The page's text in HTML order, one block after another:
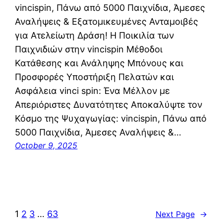
vincispin, Πάνω από 5000 Παιχνίδια, Άμεσες
Αναλήψεις & Εξατομικευμένες Ανταμοιβές
για Ατελείωτη Δράση! Η Ποικιλία των
Παιχνιδιών στην vincispin Μέθοδοι
Κατάθεσης και Ανάληψης Μπόνους και
Προσφορές Υποστήριξη Πελατών και
Ασφάλεια vinci spin: Ένα Μέλλον με
Απεριόριστες Δυνατότητες Αποκαλύψτε τον
Κόσμο της Ψυχαγωγίας: vincispin, Πάνω από
5000 Παιχνίδια, Άμεσες Αναλήψεις &…
October 9, 2025
1 2 3 … 63 Next Page →